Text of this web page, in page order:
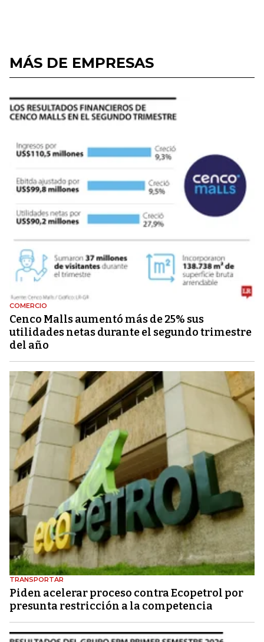
MÁS DE EMPRESAS
COMERCIO
Cenco Malls aumentó más de 25% sus
utilidades netas durante el segundo trimestre
del año
TRANSPORTAR
Piden acelerar proceso contra Ecopetrol por
presunta restricción a la competencia